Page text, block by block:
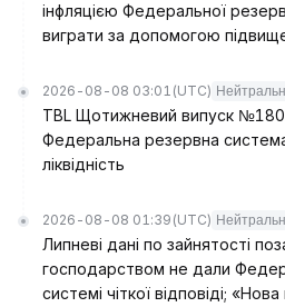
інфляцією Федеральної
виграти за допомогою
2026-08-08 03:01 (UTC)
TBL Щотижневий випуск
Федеральна резервна
ліквідність
2026-08-08 01:39 (UTC)
Липневі дані по зайнятості
господарством не дали
системі чіткої відповіді;